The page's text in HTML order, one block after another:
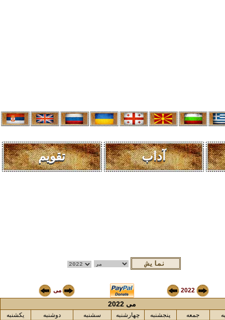
تقویم آداب
می 2022
می 2022
یکشنبه دوشنبه سشنبه چهارشنبه پنجشنبه جمعه